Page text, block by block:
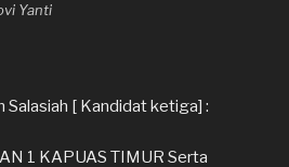
Yanti
Salasiah [ Kandidat ketiga] :
1 KAPUAS TIMUR Serta